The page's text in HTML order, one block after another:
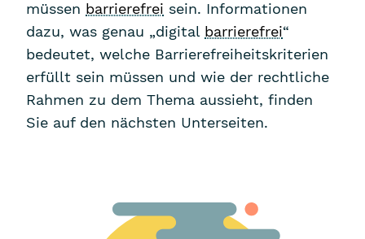
müssen barrierefrei sein. Informationen
dazu, was genau „digital barrierefrei“
bedeutet, welche Barrierefreiheitskriterien
erfüllt sein müssen und wie der rechtliche
Rahmen zu dem Thema aussieht, finden
Sie auf den nächsten Unterseiten.